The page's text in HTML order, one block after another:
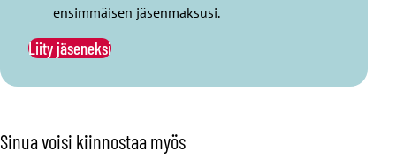
ensimmäisen jäsenmaksusi.
Liity jäseneksi
Sinua voisi kiinnostaa myös